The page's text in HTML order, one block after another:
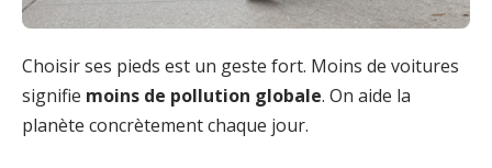
Choisir ses pieds est un geste fort. Moins de voitures
signifie moins de pollution globale. On aide la
planète concrètement chaque jour.